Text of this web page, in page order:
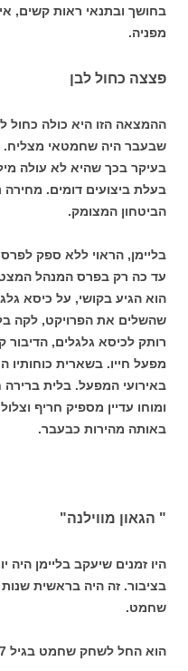
בחושך ובתנאי ראות קשים,
מפניה.
פצצה כחול לבן
ההמצאה הזו היא כולה כחול
שבעבר היה שחמטאי מצליח.
בעיקר בכך שהיא לא עולה
בעלת ביצועים דומים.
הביטחון המצומק.
בליימן, הראוי ללא ספק
עד כה רק בפרס המנהל
שהשלים את הפרויקט, לקה
רותק לכיסא גלגלים, הדיבור
מפעל חייו. בשארית כוחותיו
באירועי המפעל. בלית
ומוחו עדיין מספיק חריף
באותה מהירות כבעבר.
" הגאון מווילנה"
היו זמנים שיעקב בליימן היה
בציבור. זה היה בראשית
שחמט.
הוא החל לשחק שחמט בגיל 7 בברית המועצות ונחשב עילוי.